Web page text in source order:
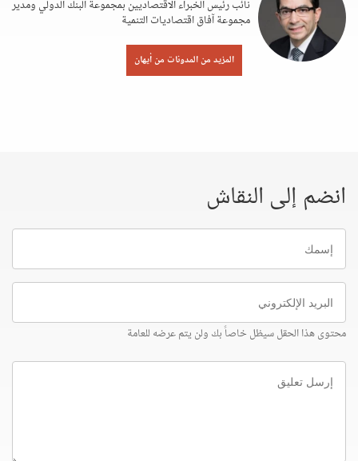
نائب رئيس الخبراء الاقتصاديين بمجموعة البنك الدولي ومدير
مجموعة آفاق اقتصاديات التنمية
المزيد من المدونات من أيهان
انضم إلى النقاش
إسمك
البريد
الإلكتروني
محتوى هذا الحقل سيظل خاصاً بك ولن يتم عرضه للعامة
إرسل
تعليق